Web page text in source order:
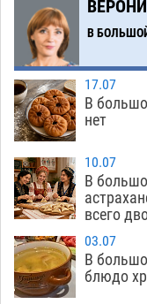
12:02
получить
10:51
09:00
Лидеры
осудили
Никольской
18:00
Завтра
В
17.07
В
нет
10.07
В
всего
03.07
В
блюдо